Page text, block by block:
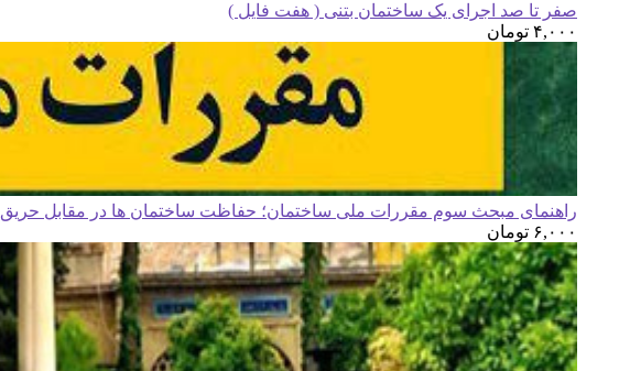
صفر تا صد اجرای یک ساختمان بتنی ( هفت فایل )
۴,۰۰۰ تومان
راهنمای مبحث سوم مقررات ملی ساختمان؛ حفاظت ساختمان ها در مقابل حریق
۶,۰۰۰ تومان